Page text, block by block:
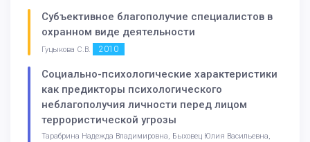
Субъективное благополучие специалистов в
охранном виде деятельности
Гуцыкова С.В. 2010
Социально-психологические характеристики
как предикторы психологического
неблагополучия личности перед лицом
террористической угрозы
Тарабрина Надежда Владимировна, Быховец Юлия Васильевна,